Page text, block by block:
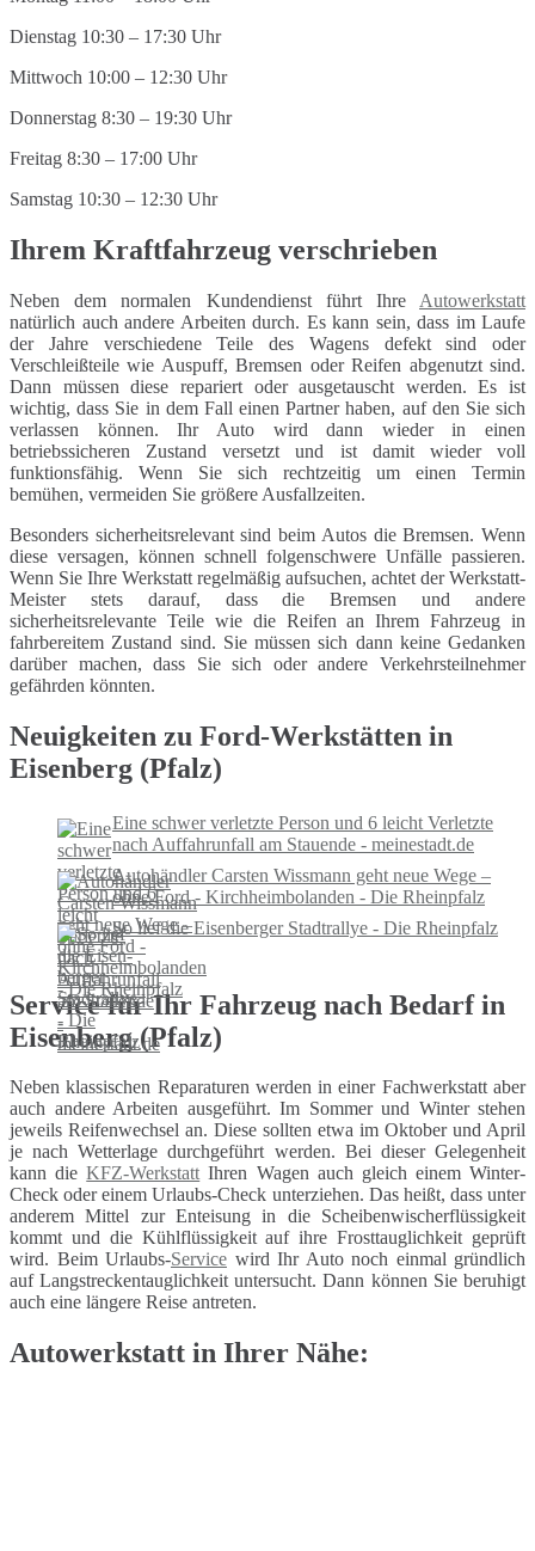
Dienstag 10:30 – 17:30 Uhr
Mittwoch 10:00 – 12:30 Uhr
Donnerstag 8:30 – 19:30 Uhr
Freitag 8:30 – 17:00 Uhr
Samstag 10:30 – 12:30 Uhr
Ihrem Kraftfahrzeug verschrieben
Neben dem normalen Kundendienst führt Ihre Autowerkstatt
natürlich auch andere Arbeiten durch. Es kann sein, dass im Laufe
der Jahre verschiedene Teile des Wagens defekt sind oder
Verschleißteile wie Auspuff, Bremsen oder Reifen abgenutzt sind.
Dann müssen diese repariert oder ausgetauscht werden. Es ist
wichtig, dass Sie in dem Fall einen Partner haben, auf den Sie sich
verlassen können. Ihr Auto wird dann wieder in einen
betriebssicheren Zustand versetzt und ist damit wieder voll
funktionsfähig. Wenn Sie sich rechtzeitig um einen Termin
bemühen, vermeiden Sie größere Ausfallzeiten.
Besonders sicherheitsrelevant sind beim Autos die Bremsen. Wenn
diese versagen, können schnell folgenschwere Unfälle passieren.
Wenn Sie Ihre Werkstatt regelmäßig aufsuchen, achtet der Werkstatt-
Meister stets darauf, dass die Bremsen und andere
sicherheitsrelevante Teile wie die Reifen an Ihrem Fahrzeug in
fahrbereitem Zustand sind. Sie müssen sich dann keine Gedanken
darüber machen, dass Sie sich oder andere Verkehrsteilnehmer
gefährden könnten.
Neuigkeiten zu Ford-Werkstätten in
Eisenberg (Pfalz)
Eine schwer verletzte Person und 6 leicht Verletzte
nach Auffahrunfall am Stauende - meinestadt.de
Autohändler Carsten Wissmann geht neue Wege –
ohne Ford - Kirchheimbolanden - Die Rheinpfalz
So lief die Ei­sen­ber­ger Stadt­ral­lye - Die Rheinpfalz
Service für Ihr Fahrzeug nach Bedarf in
Eisenberg (Pfalz)
Neben klassischen Reparaturen werden in einer Fachwerkstatt aber
auch andere Arbeiten ausgeführt. Im Sommer und Winter stehen
jeweils Reifenwechsel an. Diese sollten etwa im Oktober und April
je nach Wetterlage durchgeführt werden. Bei dieser Gelegenheit
kann dieKFZ-WerkstattIhren Wagen auch gleich einem Winter-
Check oder einem Urlaubs-Check unterziehen. Das heißt, dass unter
anderem Mittel zur Enteisung in die Scheibenwischerflüssigkeit
kommt und die Kühlflüssigkeit auf ihre Frosttauglichkeit geprüft
wird. Beim Urlaubs-Service wird Ihr Auto noch einmal gründlich
auf Langstreckentauglichkeit untersucht. Dann können Sie beruhigt
auch eine längere Reise antreten.
Autowerkstatt in Ihrer Nähe: